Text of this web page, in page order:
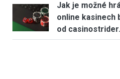
Jak je možné
online kasinech
od